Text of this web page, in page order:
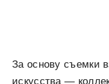
За основу съемки
искусства —